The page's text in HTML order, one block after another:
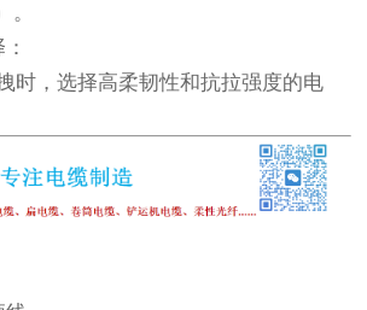
。
择高柔韧性和抗拉强度的电